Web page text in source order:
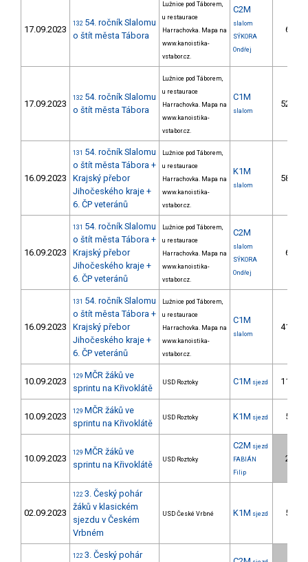
17.09.2023
132 54. ročník Slalomu
o štít města Tábora
Lužnice pod Táborem,
u restaurace
Harrachovka. Mapa na
www.kanoistika-
vstabor.cz.
C2M
slalom
SÝKORA
Ondřej
6.
17.09.2023
132 54. ročník Slalomu
o štít města Tábora
Lužnice pod Táborem,
u restaurace
Harrachovka. Mapa na
www.kanoistika-
vstabor.cz.
C1M
slalom
52.
16.09.2023
131 54. ročník Slalomu
o štít města Tábora +
Krajský přebor
Jihočeského kraje +
6. ČP veteránů
Lužnice pod Táborem,
u restaurace
Harrachovka. Mapa na
www.kanoistika-
vstabor.cz.
K1M
slalom
58.
16.09.2023
131 54. ročník Slalomu
o štít města Tábora +
Krajský přebor
Jihočeského kraje +
6. ČP veteránů
Lužnice pod Táborem,
u restaurace
Harrachovka. Mapa na
www.kanoistika-
vstabor.cz.
C2M
slalom
SÝKORA
Ondřej
6.
16.09.2023
131 54. ročník Slalomu
o štít města Tábora +
Krajský přebor
Jihočeského kraje +
6. ČP veteránů
Lužnice pod Táborem,
u restaurace
Harrachovka. Mapa na
www.kanoistika-
vstabor.cz.
C1M
slalom
41.
10.09.2023 129 MČR žáků ve
sprintu na Křivoklátě
USD Roztoky C1M sjezd 11.
10.09.2023 129 MČR žáků ve
sprintu na Křivoklátě
USD Roztoky K1M sjezd 5.
10.09.2023
129 MČR žáků ve
sprintu na Křivoklátě
USD Roztoky
C2M sjezd
FABIÁN
Filip
2.
02.09.2023
122 3. Český pohár
žáků v klasickém
sjezdu v Českém
Vrbném
USD České Vrbné K1M sjezd 5.
122 3. Český pohár